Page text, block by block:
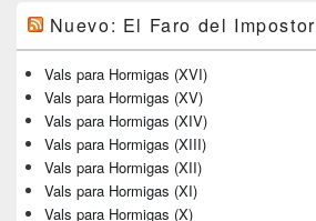
Nuevo: El Faro del Impostor
Vals para Hormigas (XVI)
Vals para Hormigas (XV)
Vals para Hormigas (XIV)
Vals para Hormigas (XIII)
Vals para Hormigas (XII)
Vals para Hormigas (XI)
Vals para Hormigas (X)